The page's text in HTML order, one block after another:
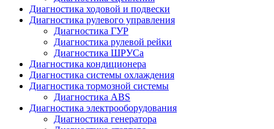
Диагностика ходовой и подвески
Диагностика рулевого управления
Диагностика ГУР
Диагностика рулевой рейки
Диагностика ШРУСа
Диагностика кондиционера
Диагностика системы охлаждения
Диагностика тормозной системы
Диагностика ABS
Диагностика электрооборудования
Диагностика генератора